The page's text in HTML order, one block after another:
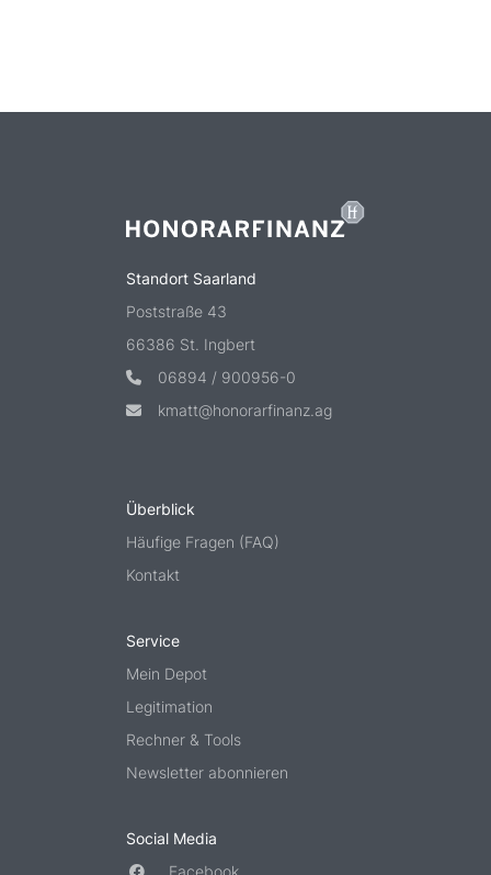
Standort Saarland
Poststraße 43
66386 St. Ingbert
06894 / 900956-0
kmatt@honorarfinanz.ag
Überblick
Häufige Fragen (FAQ)
Kontakt
Service
Mein Depot
Legitimation
Rechner & Tools
Newsletter abonnieren
Social Media
Facebook